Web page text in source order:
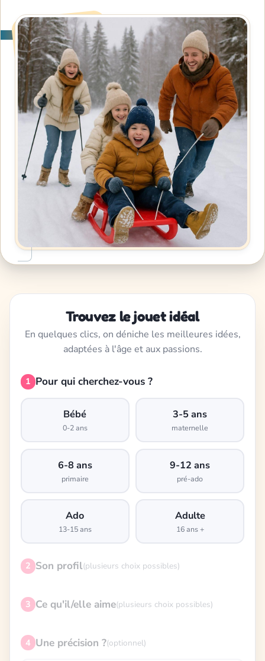
Trouvez le jouet idéal
En quelques clics, on déniche les meilleures idées,
adaptées à l'âge et aux passions.
1 Pour qui cherchez-vous ?
Bébé
0-2 ans
3-5 ans
maternelle
6-8 ans
primaire
9-12 ans
pré-ado
Ado
13-15 ans
Adulte
16 ans +
2 Son profil(plusieurs choix possibles)
3 Ce qu'il/elle aime(plusieurs choix possibles)
4 Une précision ?(optionnel)